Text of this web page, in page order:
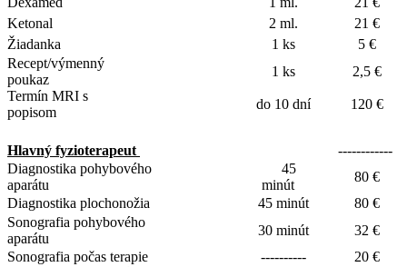
Ketonal
2 ml.
21 €
Žiadanka
1 ks
5 €
Recept/výmenný
poukaz
1 ks
2,5 €
Termín MRI s
popisom
do 10 dní 120 €
Hlavný fyzioterapeut
------------
Diagnostika pohybového
aparátu
45
minút
80 €
Diagnostika plochonožia
45 minút
80 €
Sonografia pohybového
aparátu
30 minút
32 €
Sonografia počas terapie
----------
20 €